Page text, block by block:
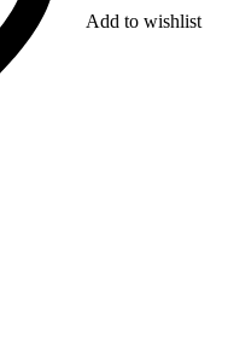
Add to wishlist